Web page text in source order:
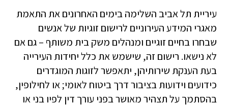
עיריית תל אביב השלימה בימים האחרונים את התאמת
מאגרי המידע העירוניים לרישום זוגיות של אנשים
שבחרו בחיים זוגיים ומנהלים משק בית משותף – גם אם
לא נישאו. רישום זה, שישמש את כלל יחידות העירייה
בעת הענקת שירותיהן, יתאפשר לזוגות המוגדרים
כידועים וידועות בציבור דרך ביטוח לאומי; או לחילופין,
בהסתמך על תצהיר מאושר בפני עורך דין לפיו בני או